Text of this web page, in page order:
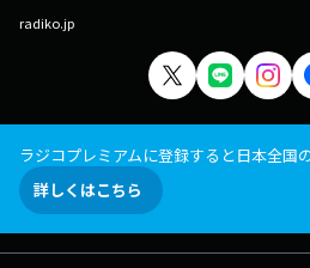
radiko.jp
ラジコプレミアムに登録すると日本全国
詳しくはこちら